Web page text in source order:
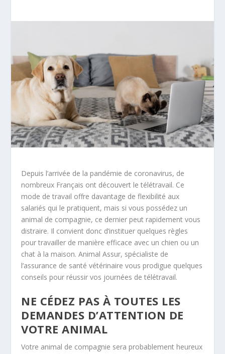
Depuis l’arrivée de la pandémie de coronavirus, de
nombreux Français ont découvert le télétravail. Ce
mode de travail offre davantage de flexibilité aux
salariés qui le pratiquent, mais si vous possédez un
animal de compagnie, ce dernier peut rapidement vous
distraire. Il convient donc d’instituer quelques règles
pour travailler de manière efficace avec un chien ou un
chat à la maison. Animal Assur, spécialiste de
l’assurance de santé vétérinaire vous prodigue quelques
conseils pour réussir vos journées de télétravail.
NE CÉDEZ PAS À TOUTES LES
DEMANDES D’ATTENTION DE
VOTRE ANIMAL
Votre animal de compagnie sera probablement heureux